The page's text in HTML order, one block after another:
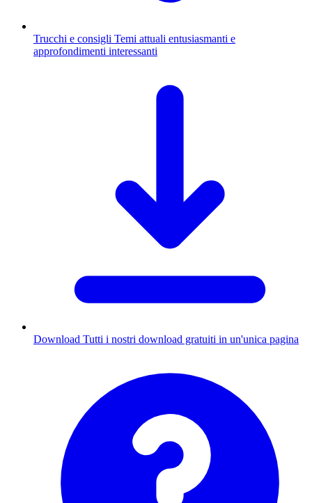
Trucchi e consigli Temi attuali entusiasmanti e
approfondimenti interessanti
Download Tutti i nostri download gratuiti in un'unica pagina